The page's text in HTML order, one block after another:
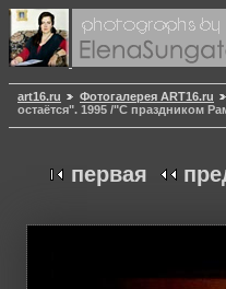
art16.ru Фотогалерея ART16.ru
остаётся". 1995 /"С праздником
первая